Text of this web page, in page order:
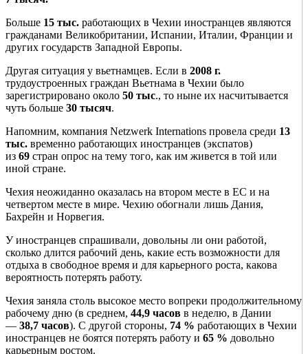
Больше 15 тыс. работающих в Чехии иностранцев являются
гражданами Великобритании, Испании, Италии, Франции и
других государств Западной Европы.
Другая ситуация у вьетнамцев. Если в 2008 г.
трудоустроенных граждан Вьетнама в Чехии было
зарегистрировано около 50 тыс., то ныне их насчитывается
чуть больше 30 тысяч.
Напомним, компания Netzwerk Internations провела среди 13
тыс. временно работающих иностранцев (экспатов)
из 69 стран опрос на тему того, как им живется в той или
иной стране.
Чехия неожиданно оказалась на втором месте в ЕС и на
четвертом месте в мире. Чехию обогнали лишь Дания,
Бахрейн и Норвегия.
У иностранцев спрашивали, довольны ли они работой,
сколько длится рабочий день, какие есть возможности для
отдыха в свободное время и для карьерного роста, какова
вероятность потерять работу.
Чехия заняла столь высокое место вопреки продолжительному
рабочему дню (в среднем, 44,9 часов в неделю, в Дании
— 38,7 часов). С другой стороны, 74 % работающих в Чехии
иностранцев не боятся потерять работу и 65 % довольно
карьерным ростом.